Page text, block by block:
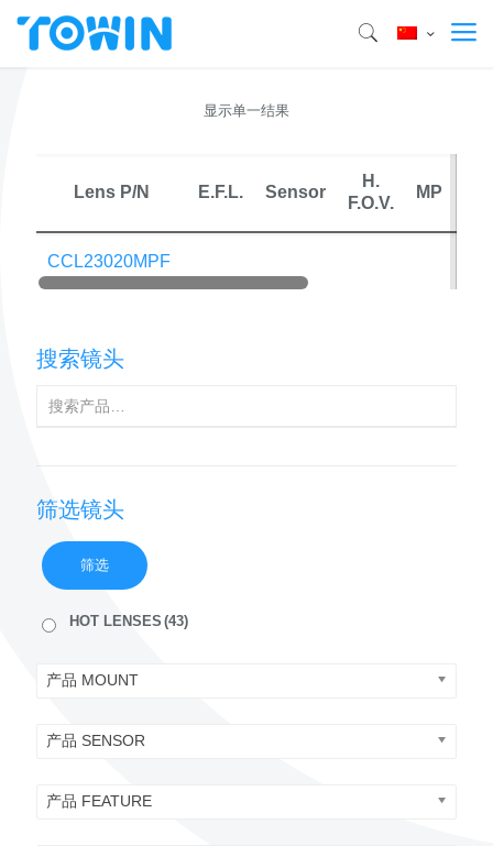
显示单一结果
Lens P/N E.F.L. Sensor
H.
F.O.V.
MP
CCL23020MPF
搜索镜头
筛选镜头
筛选
HOT LENSES (43)
产品 MOUNT
产品 SENSOR
产品 FEATURE